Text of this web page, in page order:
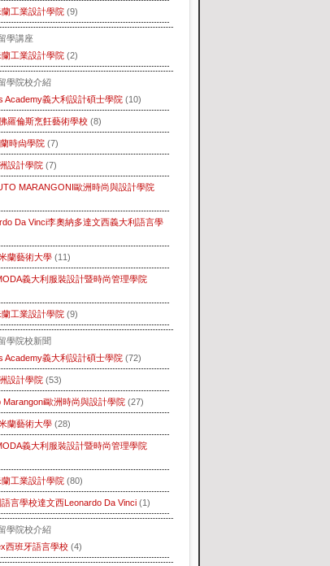
蘭工業設計學院 (9)
學講座
蘭工業設計學院 (2)
學院校介紹
Academy義大利設計碩士學院 (10)
羅倫斯烹飪藝術學校 (8)
時尙學院 (7)
設計學院 (7)
MARANGONI歐洲時尚與設計學院
Da Vinci李奧納多達文西義大利語言學
蘭藝術大學 (11)
義大利服裝設計暨時尚管理學院
蘭工業設計學院 (9)
學院校新聞
Academy義大利設計碩士學院 (72)
設計學院 (53)
Marangoni歐洲時尚與設計學院 (27)
蘭藝術大學 (28)
義大利服裝設計暨時尚管理學院
蘭工業設計學院 (80)
言學校達文西Leonardo Da Vinci (1)
學院校介紹
西班牙語言學校 (4)